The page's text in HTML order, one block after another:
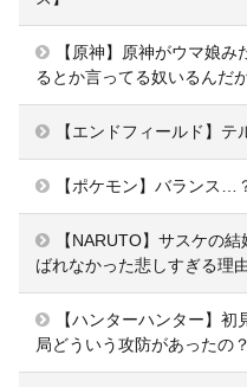
【原神】原神がウマ娘
るとか言ってる奴いるんだ
【エンドフィールド】テ
【ポケモン】バランス…
【NARUTO】サスケの
ばれなかった悲しすぎる理
【ハンターハンター】
局どういう攻防があったの？